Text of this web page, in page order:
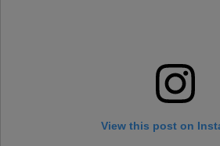
View this post on